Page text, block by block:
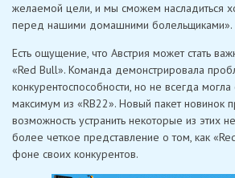
желаемой цели, и мы сможем насладиться
перед нашими домашними болельщиками».
Есть ощущение, что Австрия может стать
«Red Bull». Команда демонстрировала
конкурентоспособности, но не всегда
максимум из «RB22». Новый пакет новинок
возможность устранить некоторые из этих
более четкое представление о том, как
фоне своих конкурентов.